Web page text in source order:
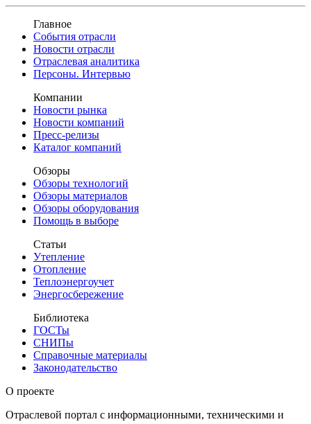
Главное
События отрасли
Новости отрасли
Отраслевая аналитика
Персоны. Интервью
Компании
Новости рынка
Новости компаний
Пресс-релизы
Каталог компаний
Обзоры
Обзоры технологий
Обзоры материалов
Обзоры оборудования
Помощь в выборе
Статьи
Утепление
Отопление
Теплоэнергоучет
Энергосбережение
Библиотека
ГОСТы
СНИПы
Справочные материалы
Законодательство
О проекте
Отраслевой портал с информационными, техническими и